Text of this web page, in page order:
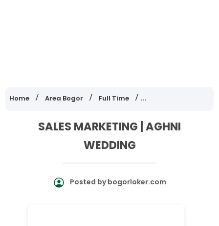
Home Area Bogor Full Time Lowongan Kerja
SALES MARKETING | AGHNI
WEDDING
Posted bybogorloker.com